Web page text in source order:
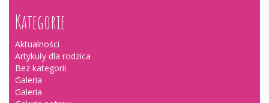
Kategorie
Aktualności
Artykuły dla rodzica
Bez kategorii
Galeria
Galeria